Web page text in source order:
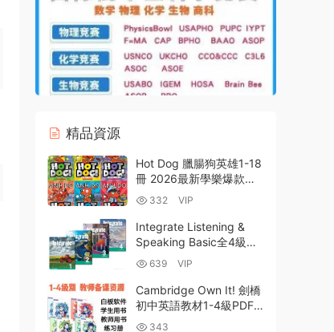
精品資源
Hot Dog 臘腸狗英雄1-18
冊 2026最新學樂爆款英
文初章書 PDF電子版
MP3音頻 百度雲網盤下載
332 VIP
Integrate Listening &
Speaking Basic全4級深
度解析｜KET/PET備考
+教材對比+百度網盤資源
下載
639 VIP
Cambridge Own It! 劍橋
初中英語教材1-4級PDF
電子版學生書教師書練習
343